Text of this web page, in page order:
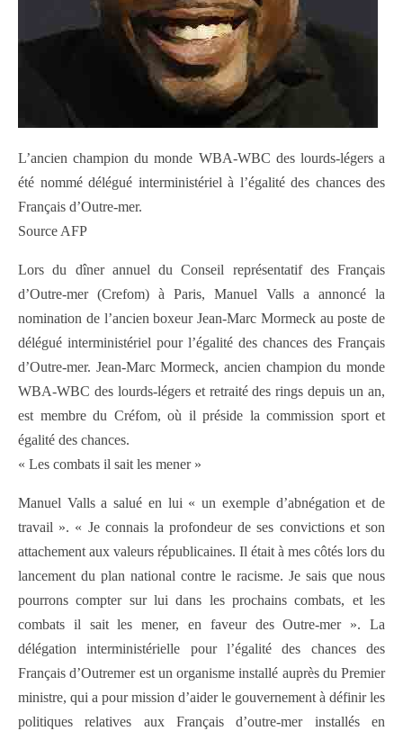
L’ancien champion du monde WBA-WBC des lourds-légers a
été nommé délégué interministériel à l’égalité des chances des
Français d’Outre-mer.
Source AFP
Lors du dîner annuel du Conseil représentatif des Français
d’Outre-mer (Crefom) à Paris, Manuel Valls a annoncé la
nomination de l’ancien boxeur Jean-Marc Mormeck au poste de
délégué interministériel pour l’égalité des chances des Français
d’Outre-mer. Jean-Marc Mormeck, ancien champion du monde
WBA-WBC des lourds-légers et retraité des rings depuis un an,
est membre du Créfom, où il préside la commission sport et
égalité des chances.
« Les combats il sait les mener »
Manuel Valls a salué en lui « un exemple d’abnégation et de
travail ». « Je connais la profondeur de ses convictions et son
attachement aux valeurs républicaines. Il était à mes côtés lors du
lancement du plan national contre le racisme. Je sais que nous
pourrons compter sur lui dans les prochains combats, et les
combats il sait les mener, en faveur des Outre-mer ». La
délégation interministérielle pour l’égalité des chances des
Français d’Outremer est un organisme installé auprès du Premier
ministre, qui a pour mission d’aider le gouvernement à définir les
politiques relatives aux Français d’outre-mer installés en